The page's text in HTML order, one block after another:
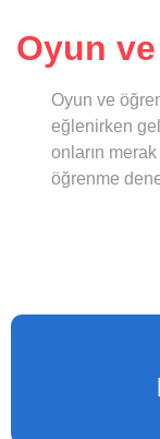
Oyun
Oyun ve
eğlenirken
onların
öğrenme